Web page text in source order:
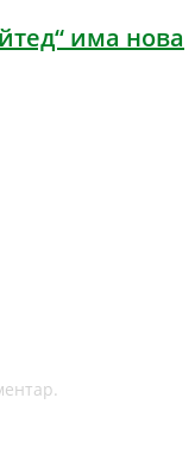
има нова